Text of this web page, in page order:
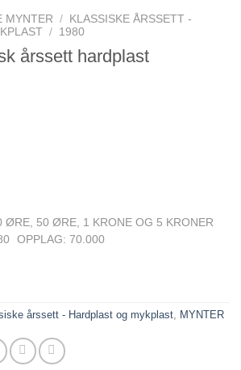
wishlist
MYNTER /
KLASSISKE ÅRSSETT -
/ 1980
årssett hardplast
ØRE, 50 ØRE, 1 KRONE OG 5 KRONER
OPPLAG: 70.000
årssett - Hardplast og mykplast, MYNTER